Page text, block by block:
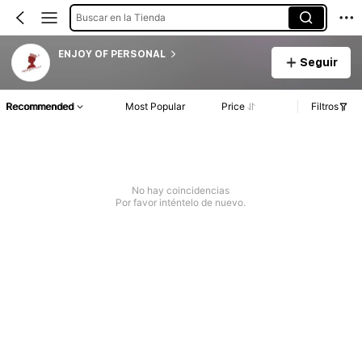
Buscar en la Tienda
ENJOY OF PERSONAL
Seguir
Recommended Most Popular Price Filtros
No hay coincidencias
Por favor inténtelo de nuevo.